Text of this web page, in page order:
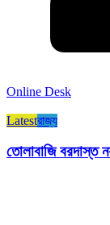
Online Desk
Latestরাজ্য​
তোলাবাজি বরদাস্ত